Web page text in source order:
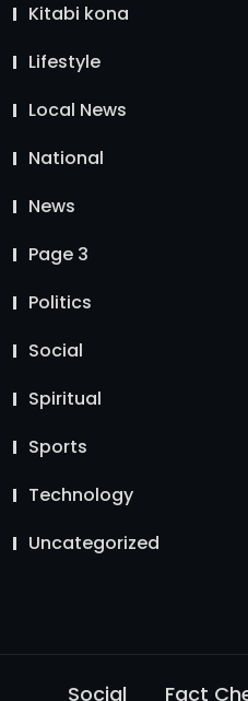
Kitabi kona
Lifestyle
Local News
National
News
Page 3
Politics
Social
Spiritual
Sports
Technology
Uncategorized
Social Fact